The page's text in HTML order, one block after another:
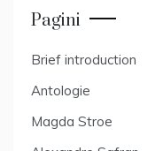
Pagini
Brief introduction
Antologie
Magda Stroe